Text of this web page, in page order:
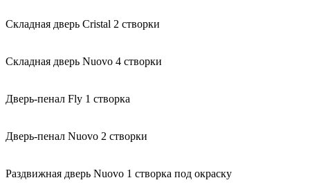
Складная дверь Cristal 2 створки
Складная дверь Nuovo 4 створки
Дверь-пенал Fly 1 створка
Дверь-пенал Nuovo 2 створки
Раздвижная дверь Nuovo 1 створка под окраску